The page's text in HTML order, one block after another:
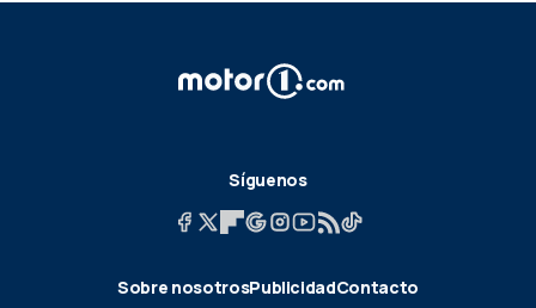
Síguenos
Sobre nosotrosPublicidadContacto